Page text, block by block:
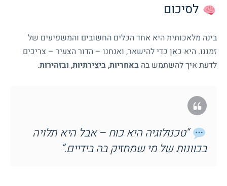
לסיכום
בינה מלאכותית היא אחד הכלים החשובים והמשפיעים של
זמננו. היא כאן כדי להישאר, ואנחנו – הדור הצעיר – צריכים
לדעת איך להשתמש בה באחריות,ביצירתיות, ובזהירות.
“טכנולוגיה היא כוח – אבל היא תלויה
בכוונות של מי שמחזיק בה בידיים.”